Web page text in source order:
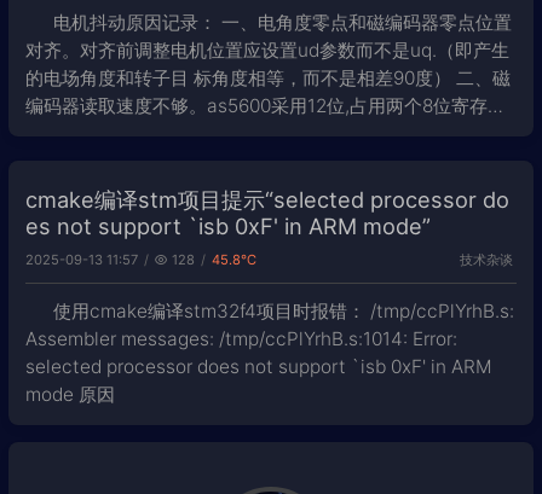
电机抖动原因记录： 一、电角度零点和磁编码器零点位置
对齐。对齐前调整电机位置应设置ud参数而不是uq.（即产生
的电场角度和转子目 标角度相等，而不是相差90度） 二、磁
编码器读取速度不够。as5600采用12位,占用两个8位寄存
cmake编译stm项目提示“selected processor do
es not support `isb 0xF' in ARM mode”
2025-09-13 11:57 128 45.8℃ 技术杂谈
使用cmake编译stm32f4项目时报错： /tmp/ccPlYrhB.s:
Assembler messages: /tmp/ccPlYrhB.s:1014: Error:
selected processor does not support `isb 0xF' in ARM
mode 原因